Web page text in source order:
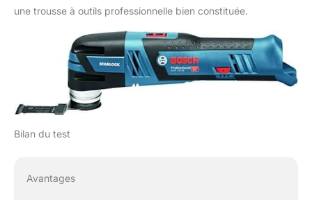
une trousse à outils professionnelle bien constituée.
Bilan du test
Avantages